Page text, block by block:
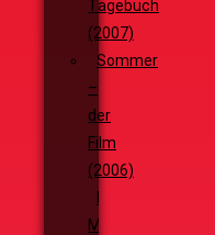
Tagebuch
(2007)
Sommer
–
der
Film
(2006)
Die
Monsterjagd